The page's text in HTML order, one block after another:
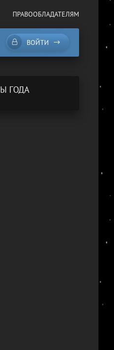
ПРАВООБЛАДАТЕЛЯМ
ВОЙТИ
ГОДА